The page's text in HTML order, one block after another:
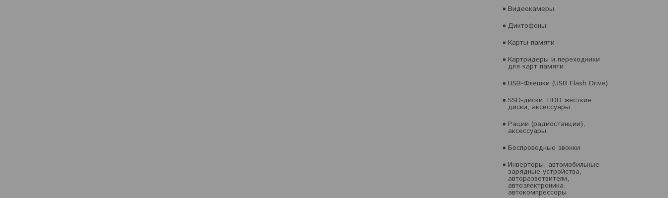
Видеокамеры
Диктофоны
Карты памяти
Картридеры и переходники
для карт памяти
USB-Флешки (USB Flash Drive)
SSD-диски, HDD жесткие
диски, аксессуары
Рации (радиостанции),
аксессуары
Беспроводные звонки
Инверторы, автомобильные
зарядные устройства,
авторазветвители,
автоэлектроника,
автокомпрессоры